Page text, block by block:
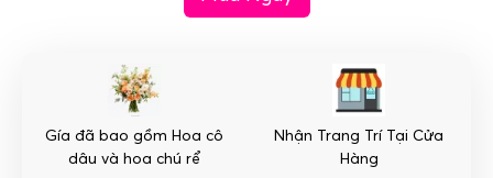
cam
Sức
Sống
Gía đã bao gồm Hoa cô
dâu và hoa chú rể
Nhận Trang Trí Tại Cửa
Hàng